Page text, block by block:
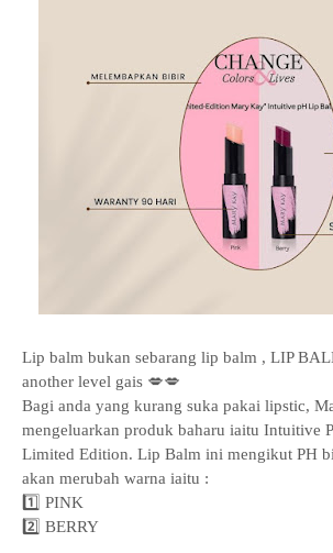
Lip balm bukan sebarang lip balm , LIP
another level gais 💋💋
Bagi anda yang kurang suka pakai lipstic,
mengeluarkan produk baharu iaitu Intuitive
Limited Edition. Lip Balm ini mengikut PH
akan merubah warna iaitu :
1️⃣ PINK
2️⃣ BERRY